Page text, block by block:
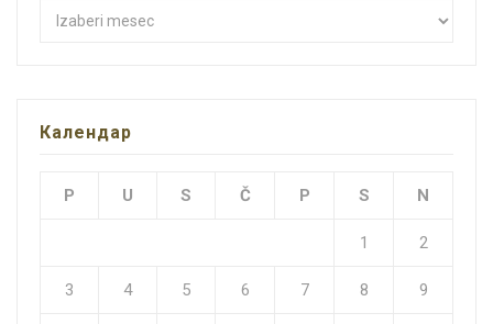
Архиве
Календар
P U S Č P S N
1 2
3 4 5 6 7 8 9